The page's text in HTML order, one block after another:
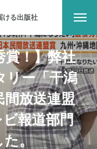
ける出版社
賞！】弊社
リー「干潟
間放送連盟
報道部門
た。